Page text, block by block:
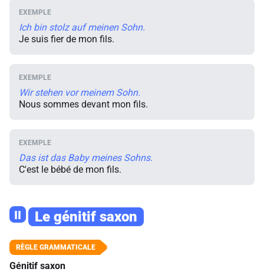
Ich bin stolz auf meinen Sohn.
Je suis fier de mon fils.
Wir stehen vor meinem Sohn.
Nous sommes devant mon fils.
Das ist das Baby meines Sohns.
C'est le bébé de mon fils.
II Le génitif saxon
Génitif saxon